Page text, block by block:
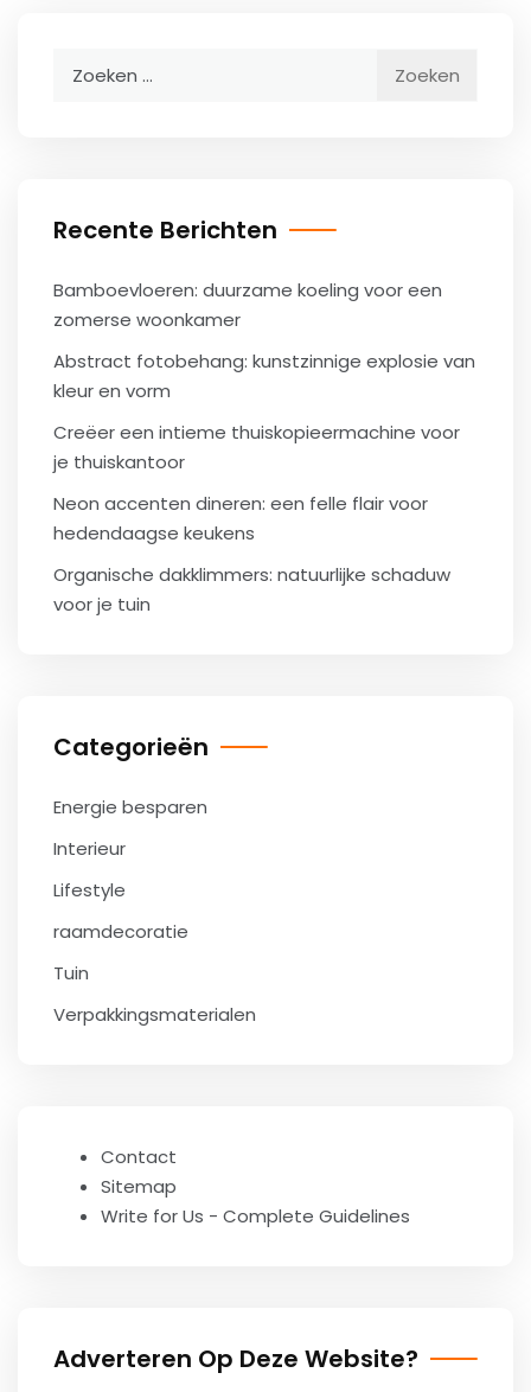
Recente Berichten
Bamboevloeren: duurzame koeling voor een
zomerse woonkamer
Abstract fotobehang: kunstzinnige explosie van
kleur en vorm
Creëer een intieme thuiskopieermachine voor
je thuiskantoor
Neon accenten dineren: een felle flair voor
hedendaagse keukens
Organische dakklimmers: natuurlijke schaduw
voor je tuin
Categorieën
Energie besparen
Interieur
Lifestyle
raamdecoratie
Tuin
Verpakkingsmaterialen
Contact
Sitemap
Write for Us - Complete Guidelines
Adverteren Op Deze Website?